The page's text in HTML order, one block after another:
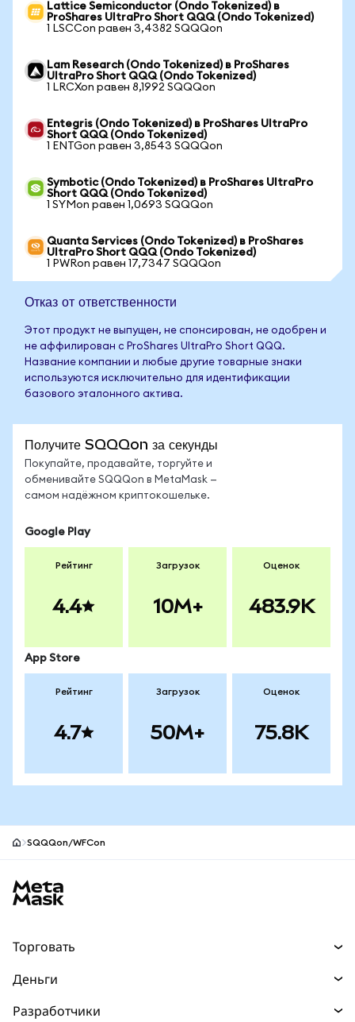
Lattice Semiconductor (Ondo Tokenized) в
ProShares UltraPro Short QQQ (Ondo Tokenized)
1 LSCCon равен 3,4382 SQQQon
Lam Research (Ondo Tokenized) в ProShares
UltraPro Short QQQ (Ondo Tokenized)
1 LRCXon равен 8,1992 SQQQon
Entegris (Ondo Tokenized) в ProShares UltraPro
Short QQQ (Ondo Tokenized)
1 ENTGon равен 3,8543 SQQQon
Symbotic (Ondo Tokenized) в ProShares UltraPro
Short QQQ (Ondo Tokenized)
1 SYMon равен 1,0693 SQQQon
Quanta Services (Ondo Tokenized) в ProShares
UltraPro Short QQQ (Ondo Tokenized)
1 PWRon равен 17,7347 SQQQon
Отказ от ответственности
Этот продукт не выпущен, не спонсирован, не одобрен и
не аффилирован с ProShares UltraPro Short QQQ.
Название компании и любые другие товарные знаки
используются исключительно для идентификации
базового эталонного актива.
Получите SQQQon за секунды
Покупайте, продавайте, торгуйте и
обменивайте SQQQon в MetaMask —
самом надёжном криптокошельке.
Google Play
Рейтинг
4.4
Загрузок
10M+
Оценок
483.9K
App Store
Рейтинг
4.7
Загрузок
50M+
Оценок
75.8K
SQQQon/WFCon
Торговать
Деньги
Разработчики